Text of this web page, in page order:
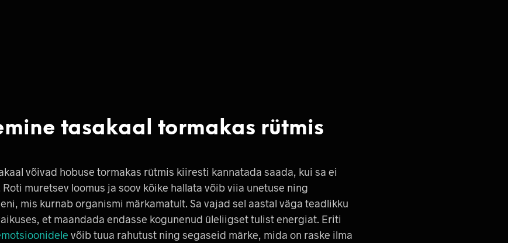
tasakaal tormakas rütmis
võivad hobuse tormakas rütmis kiiresti kannatada saada, kui sa ei
muretsev loomus ja soov kõike hallata võib viia unetuse ning
mis kurnab organismi märkamatult. Sa vajad sel aastal väga teadlikku
et maandada endasse kogunenud üleliigset tulist energiat. Eriti
võib tuua rahutust ning segaseid märke, mida on raske ilma